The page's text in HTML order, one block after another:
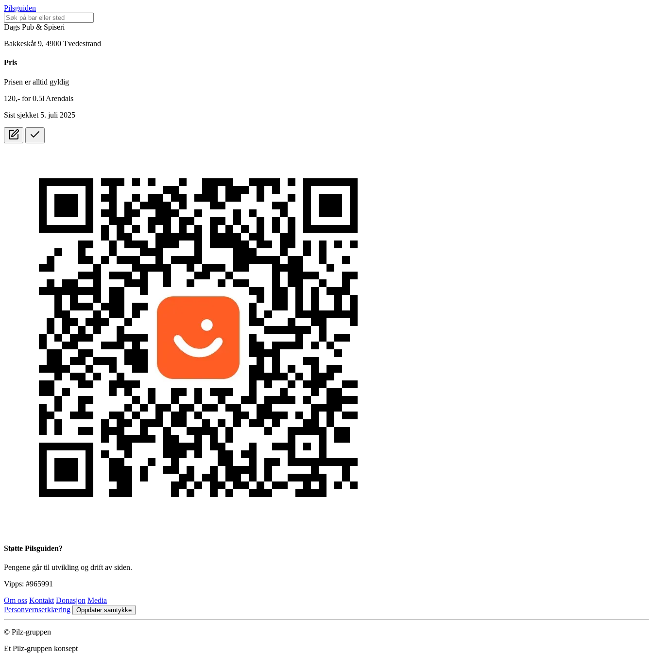
Pilsguiden
Dags Pub & Spiseri
Bakkeskåt 9, 4900 Tvedestrand
Pris
Prisen er alltid gyldig
120,- for0.5l Arendals
Sist sjekket 5. juli 2025
Støtte Pilsguiden?
Pengene går til utvikling og drift av siden.
Vipps: #965991
Om oss Kontakt Donasjon Media
Personvernserklæring
Oppdater samtykke
© Pilz-gruppen
Et Pilz-gruppen konsept